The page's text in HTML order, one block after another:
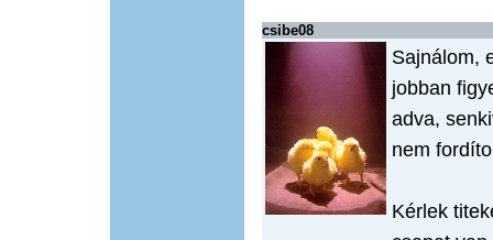
csibe08
Sajnálom,
jobban
adva,
nem
Kérlek